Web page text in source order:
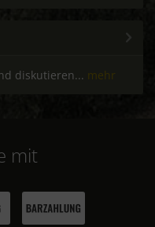
diskutieren... mehr
mit